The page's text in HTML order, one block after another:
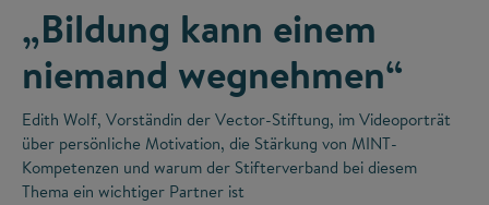
„Bildung kann einem
niemand wegnehmen“
Edith Wolf, Vorständin der Vector-Stiftung, im Videoporträt
über persönliche Motivation, die Stärkung von MINT-
Kompetenzen und warum der Stifterverband bei diesem
Thema ein wichtiger Partner ist